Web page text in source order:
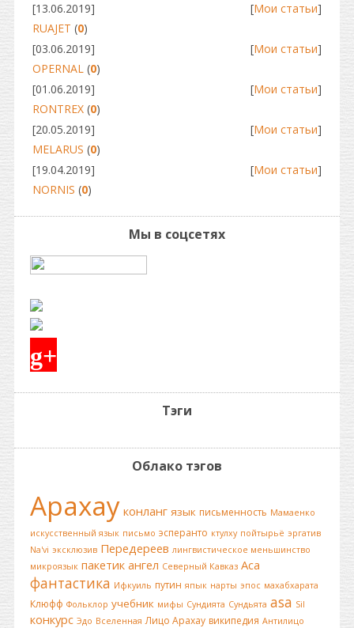
[13.06.2019]
[Мои статьи]
RUAJET (0)
[03.06.2019]
[Мои статьи]
OPERNAL (0)
[01.06.2019]
[Мои статьи]
RONTREX (0)
[20.05.2019]
[Мои статьи]
MELARUS (0)
[19.04.2019]
[Мои статьи]
NORNIS (0)
Мы в соцсетях
g+
Тэги
Облако тэгов
Арахау конланг язык письменность Мамаенко
искусственный язык письмо эсперанто ктулху пойтырьё эргатив
Na'vi эксклюзив Передереев лингвистическое меньшинство
микроязык пакетик ангел Северный Кавказ Аса
фантастика Ифкуиль путин япык нарты эпос махабхарата
Клюфф Фольклор учебник мифы Сундията Сундьята asa Sil
конкурс Эдо Вселенная Лицо Арахау википедия Антилицо